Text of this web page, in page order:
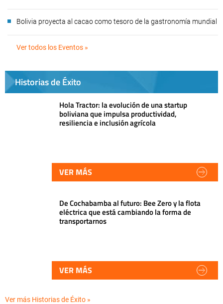
Bolivia proyecta al cacao como tesoro de la gastronomía mundial
Ver todos los Eventos »
Historias de Éxito
Hola Tractor: la evolución de una startup
boliviana que impulsa productividad,
resiliencia e inclusión agrícola
VER MÁS
De Cochabamba al futuro: Bee Zero y la flota
eléctrica que está cambiando la forma de
transportarnos
VER MÁS
Ver más Historias de Éxito »